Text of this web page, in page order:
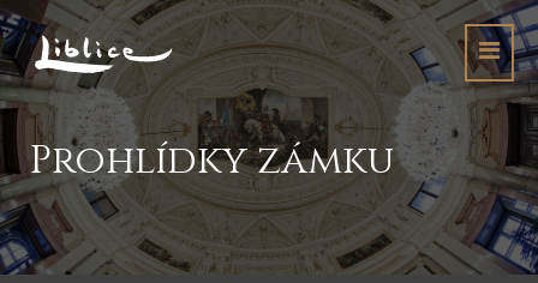
Prohlídky zámku